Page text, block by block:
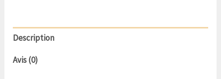
Description
Avis (0)